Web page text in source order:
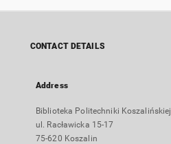
CONTACT DETAILS
Address
Biblioteka Politechniki Koszalińskiej
ul. Racławicka 15-17
75-620 Koszalin